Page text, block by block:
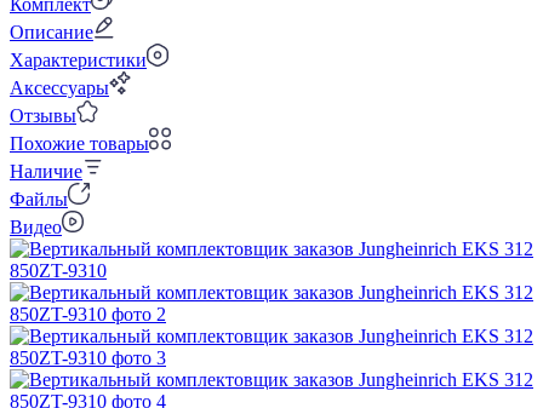
Описание
Характеристики
Аксессуары
Отзывы
Похожие товары
Наличие
Файлы
Видео